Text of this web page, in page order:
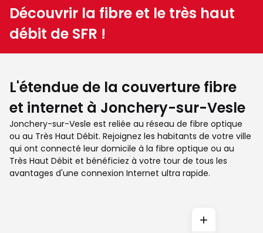
Découvrir la fibre et le très haut
débit de SFR !
L'étendue de la couverture fibre
et internet à Jonchery-sur-Vesle
Jonchery-sur-Vesle est reliée au réseau de fibre optique
ou au Très Haut Débit. Rejoignez les habitants de votre ville
qui ont connecté leur domicile à la fibre optique ou au
Très Haut Débit et bénéficiez à votre tour de tous les
avantages d'une connexion Internet ultra rapide.
+